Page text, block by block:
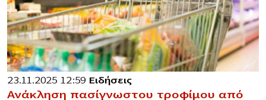
23.11.2025 12:59 Ειδήσεις
Ανάκληση πασίγνωστου τροφίμου από